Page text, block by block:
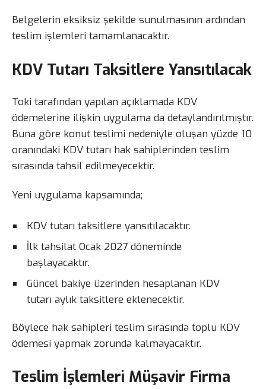
Belgelerin eksiksiz şekilde sunulmasının ardından
teslim işlemleri tamamlanacaktır.
KDV Tutarı Taksitlere Yansıtılacak
Toki tarafından yapılan açıklamada KDV
ödemelerine ilişkin uygulama da detaylandırılmıştır.
Buna göre konut teslimi nedeniyle oluşan yüzde 10
oranındaki KDV tutarı hak sahiplerinden teslim
sırasında tahsil edilmeyecektir.
Yeni uygulama kapsamında;
KDV tutarı taksitlere yansıtılacaktır.
İlk tahsilat Ocak 2027 döneminde
başlayacaktır.
Güncel bakiye üzerinden hesaplanan KDV
tutarı aylık taksitlere eklenecektir.
Böylece hak sahipleri teslim sırasında toplu KDV
ödemesi yapmak zorunda kalmayacaktır.
Teslim İşlemleri Müşavir Firma